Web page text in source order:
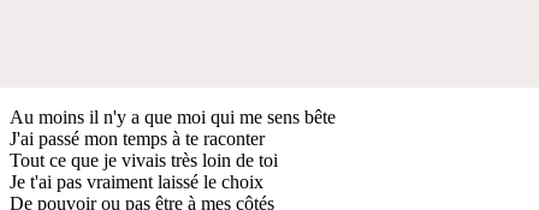
Au moins il n'y a que moi qui me sens bête
J'ai passé mon temps à te raconter
Tout ce que je vivais très loin de toi
Je t'ai pas vraiment laissé le choix
De pouvoir ou pas être à mes côtés